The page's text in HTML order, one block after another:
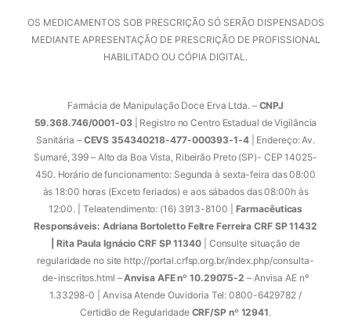
OS MEDICAMENTOS SOB PRESCRIÇÃO SÓ SERÃO DISPENSADOS
MEDIANTE APRESENTAÇÃO DE PRESCRIÇÃO DE PROFISSIONAL
HABILITADO OU CÓPIA DIGITAL.
Farmácia de Manipulação Doce Erva Ltda. – CNPJ
59.368.746/0001-03| Registro no Centro Estadual de Vigilância
Sanitária –CEVS 354340218-477-000393-1-4| Endereço: Av.
Sumaré, 399 – Alto da Boa Vista, Ribeirão Preto (SP)- CEP 14025-
450. Horário de funcionamento: Segunda à sexta-feira das 08:00
às 18:00 horas (Exceto feriados) e aos sábados das 08:00h às
12:00. | Teleatendimento: (16) 3913-8100 | Farmacêuticas
Responsáveis: Adriana Bortoletto Feltre Ferreira CRF SP 11432
| Rita Paula Ignácio CRF SP 11340 | Consulte situação de
regularidade no site http://portal.crfsp.org.br/index.php/consulta-
de-inscritos.html –Anvisa AFE nº 10.29075-2 – Anvisa AE nº
1.33298-0 | Anvisa Atende Ouvidoria Tel: 0800-6429782 /
Certidão de Regularidade CRF/SP nº 12941.